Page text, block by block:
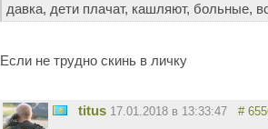
давка, дети плачат, кашляют, больные,
Если не трудно скинь в личку
titus 17.01.2018 в 13:33:47 #